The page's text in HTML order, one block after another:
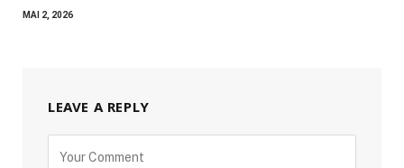
MAI 2, 2026
LEAVE A REPLY